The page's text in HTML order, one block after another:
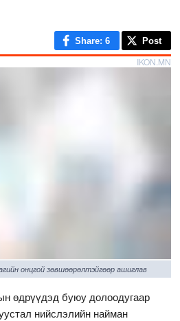
Share: 6 Post
IKON.MN
онцгой зөвшөөрөлтэйгөөр ашиглав
өдрүүдэд буюу долоодугаар
нийслэлийн найман